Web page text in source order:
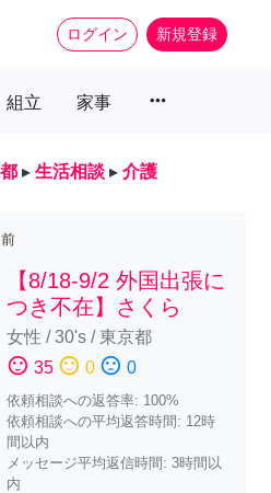
ログイン 新規登録
組立 家事 more_horiz
▸ 生活相談 ▸ 介護
【8/18-9/2 外国出張に
つき不在】さくら
女性 /30's/東京都
sentiment_satisfied 35 sentiment_neutral 0 sentiment_dissatisfied 0
依頼相談への返答率: 100%
依頼相談への平均返答時間: 12時
間以内
メッセージ平均返信時間: 3時間以
内